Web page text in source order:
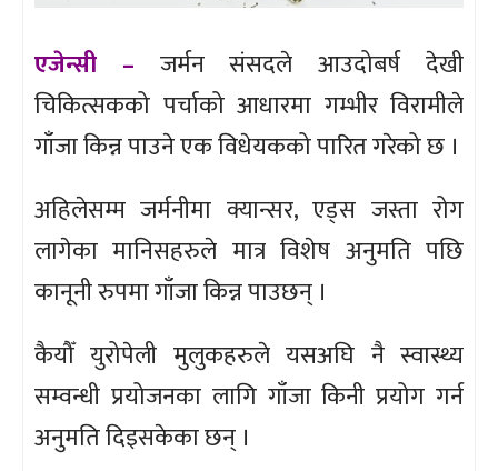
एजेन्सी – जर्मन संसदले आउदोबर्ष देखी
चिकित्सकको पर्चाको आधारमा गम्भीर विरामीले
गाँजा किन्न पाउने एक विधेयकको पारित गरेको छ ।
अहिलेसम्म जर्मनीमा क्यान्सर, एड्स जस्ता रोग
लागेका मानिसहरुले मात्र विशेष अनुमति पछि
कानूनी रुपमा गाँजा किन्न पाउछन् ।
कैयौँ युरोपेली मुलुकहरुले यसअघि नै स्वास्थ्य
सम्वन्धी प्रयोजनका लागि गाँजा किनी प्रयोग गर्न
अनुमति दिइसकेका छन् ।